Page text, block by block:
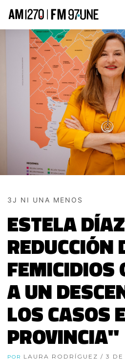
3J NI UNA MENOS
ESTELA
REDUCCIÓN
FEMICIDIOS
A UN
LOS CASOS
PROVINCIA"
POR LAURA RODRÍGUEZ / 3